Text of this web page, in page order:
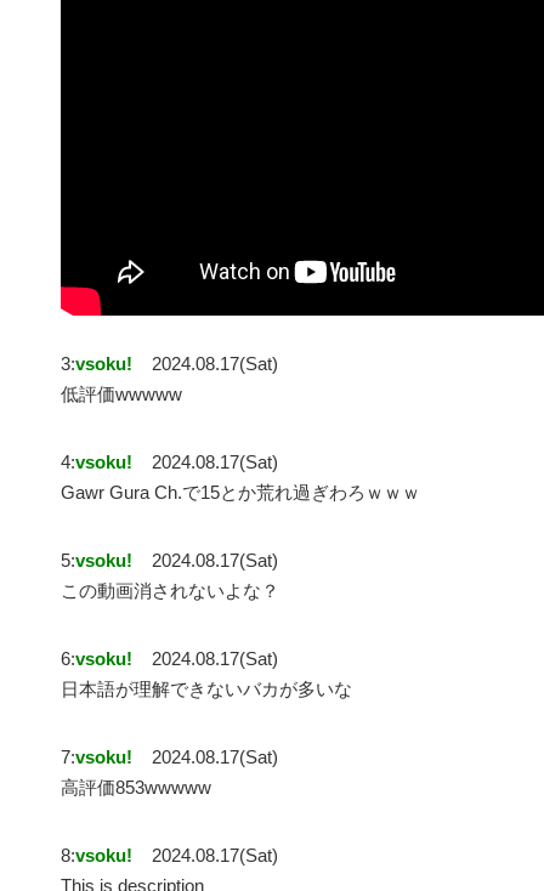
3:vsoku!
2024.08.17(Sat)
低評価wwwww
4:vsoku!
2024.08.17(Sat)
Gawr Gura Ch.で15とか荒れ過ぎわろｗｗｗ
5:vsoku!
2024.08.17(Sat)
この動画消されないよな？
6:vsoku!
2024.08.17(Sat)
日本語が理解できないバカが多いな
7:vsoku!
2024.08.17(Sat)
高評価853wwwww
8:vsoku!
2024.08.17(Sat)
This is description